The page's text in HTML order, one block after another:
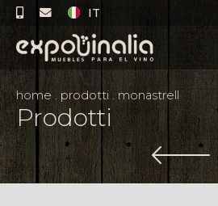
IT
home . prodotti .monastrell
Prodotti